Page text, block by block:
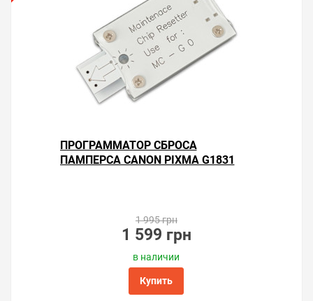
Решили купить поглотитель чернил для принтера
Canon PIXMA G1831 — оформите заказ или напишите
онлайн-консультанту. Мы ответим на вопросы и
поможем сделать печать на принтере экономичной.
ПРОГРАММАТОР СБРОСА
ПАМПЕРСА CANON PIXMA G1831
1 995 грн
1 599 грн
в наличии
Купить